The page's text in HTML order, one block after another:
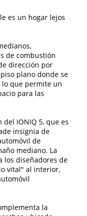
es un hogar lejos
de combustión
dirección por
plano donde se
lo que permite un
para las
IONIQ 5, que es
insignia de
de
mediano. La
los diseñadores de
vital" al interior,
la